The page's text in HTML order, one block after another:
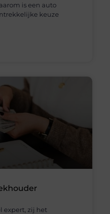
is een auto
keuze
expert, zij het